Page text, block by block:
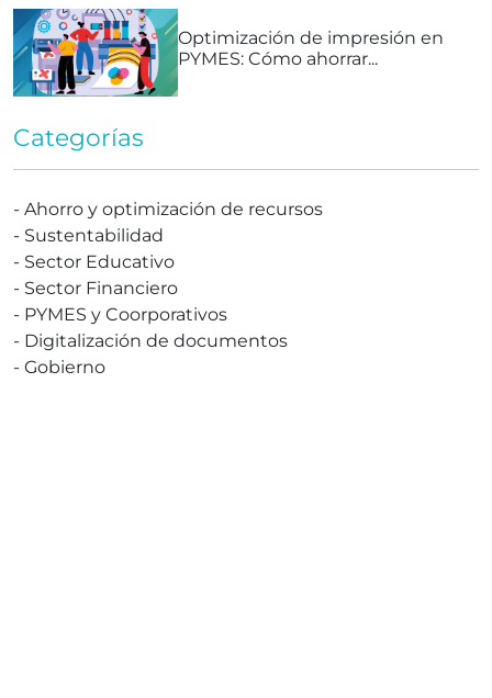
Optimización de impresión en
PYMES: Cómo ahorrar...
Categorías
- Ahorro y optimización de recursos
- Sustentabilidad
- Sector Educativo
- Sector Financiero
- PYMES y Coorporativos
- Digitalización de documentos
- Gobierno